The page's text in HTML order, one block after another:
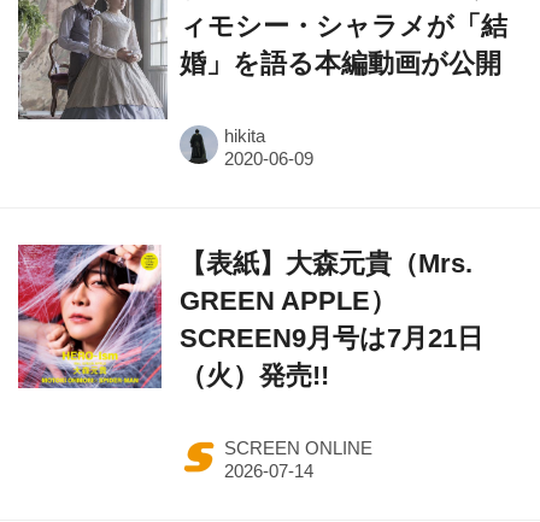
ィモシー・シャラメが「結
婚」を語る本編動画が公開
hikita
【表紙】大森元貴（Mrs.
GREEN APPLE）
SCREEN9月号は7月21日
（火）発売!!
SCREEN ONLINE